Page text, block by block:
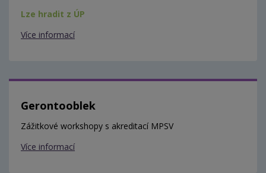
Lze hradit z ÚP
Více informací
Gerontooblek
Zážitkové workshopy s akreditací MPSV
Více informací